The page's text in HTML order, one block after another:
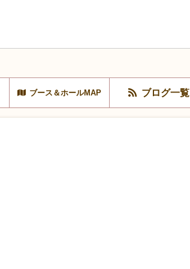
ブース＆ホールMAP ブログ一覧